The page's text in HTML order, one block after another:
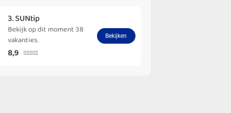
3. SUNtip
Bekijk op dit moment 38
vakanties.
8,9 
Bekijken